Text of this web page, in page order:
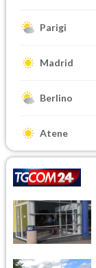
Parigi
Madrid
Berlino
Atene